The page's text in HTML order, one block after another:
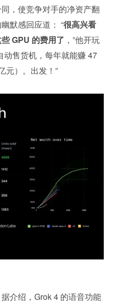
，使竞争对手的净资产翻
默感回应道： “很高兴看
GPU 的费用了 ，”他开玩
动售货机，每年就能赚 47
元）。出发！”
介绍，Grok 4 的语音功能